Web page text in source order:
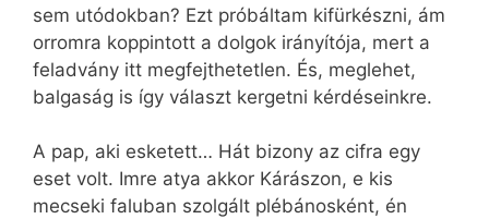
sem utódokban? Ezt próbáltam kifürkészni, ám
orromra koppintott a dolgok irányítója, mert a
feladvány itt megfejthetetlen. És, meglehet,
balgaság is így választ kergetni kérdéseinkre.
A pap, aki esketett… Hát bizony az cifra egy
eset volt. Imre atya akkor Kárászon, e kis
mecseki faluban szolgált plébánosként, én